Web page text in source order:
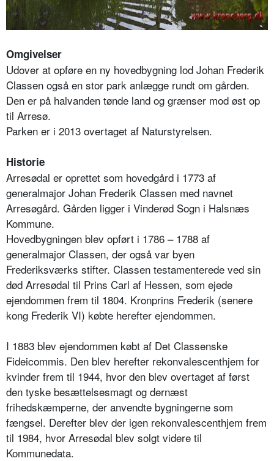
Omgivelser
Udover at opføre en ny hovedbygning lod Johan Frederik
Classen også en stor park anlægge rundt om gården.
Den er på halvanden tønde land og grænser mod øst op
til Arresø.
Parken er i 2013 overtaget af Naturstyrelsen.
Historie
Arresødal er oprettet som hovedgård i 1773 af
generalmajor Johan Frederik Classen med navnet
Arresøgård. Gården ligger i Vinderød Sogn i Halsnæs
Kommune.
Hovedbygningen blev opført i 1786 – 1788 af
generalmajor Classen, der også var byen
Frederiksværks stifter. Classen testamenterede ved sin
død Arresødal til Prins Carl af Hessen, som ejede
ejendommen frem til 1804. Kronprins Frederik (senere
kong Frederik VI) købte herefter ejendommen.
I 1883 blev ejendommen købt af Det Classenske
Fideicommis. Den blev herefter rekonvalescenthjem for
kvinder frem til 1944, hvor den blev overtaget af først
den tyske besættelsesmagt og dernæst
frihedskæmperne, der anvendte bygningerne som
fængsel. Derefter blev der igen rekonvalescenthjem frem
til 1984, hvor Arresødal blev solgt videre til
Kommunedata.